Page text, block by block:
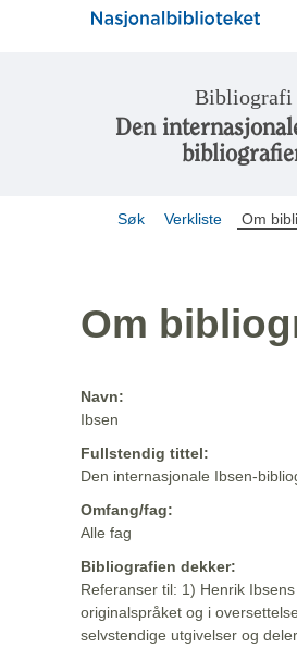
Bibliografi
Den
Søk Verkliste Om
Om
Navn:
Ibsen
Fullstendig tittel:
Den internasjonale Ibsen-
Omfang/fag:
Alle fag
Bibliografien dekker:
Referanser til: 1) Henrik
originalspråket og i
selvstendige utgivelser og